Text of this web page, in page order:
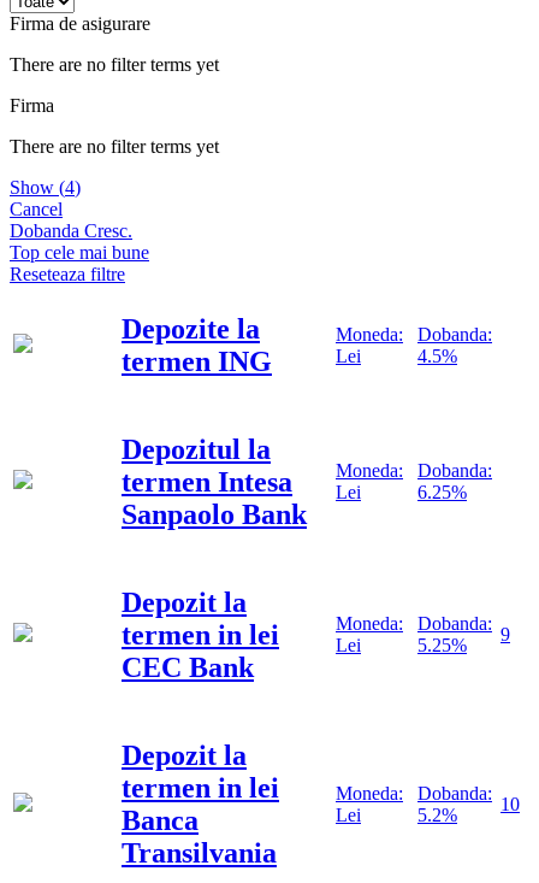
Firma de asigurare
There are no filter terms yet
Firma
There are no filter terms yet
Show (4)
Cancel
Dobanda Cresc.
Top cele mai bune
Reseteaza filtre
Depozite la
termen ING
Moneda:
Lei
Dobanda:
4.5%
Depozitul la
termen Intesa
Sanpaolo Bank
Moneda:
Lei
Dobanda:
6.25%
Depozit la
termen in lei
CEC Bank
Moneda:
Lei
Dobanda:
5.25%
9
Depozit la
termen in lei
Banca
Transilvania
Moneda:
Lei
Dobanda:
5.2%
10